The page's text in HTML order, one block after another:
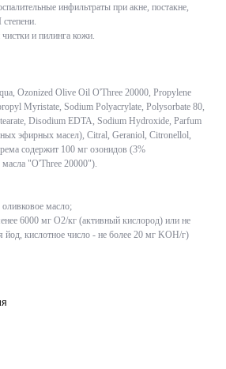
инфильтраты при акне, постакне,
и пилинга кожи.
Ozonized Olive Oil O'Three 20000, Propylene
Myristate, Sodium Polyacrylate, Polysorbate 80,
Disodium EDTA, Sodium Hydroxide, Parfum
эфирных масел), Citral, Geraniol, Citronellol,
содержит 100 мг озонидов (3%
масла "O'Three 20000").
масло;
6000 мг О2/кг (активный кислород) или не
кислотное число - не более 20 мг KOH/г)